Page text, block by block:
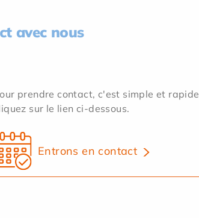
avec nous
prendre contact, c'est simple et rapide
sur le lien ci-dessous.
Entrons en contact